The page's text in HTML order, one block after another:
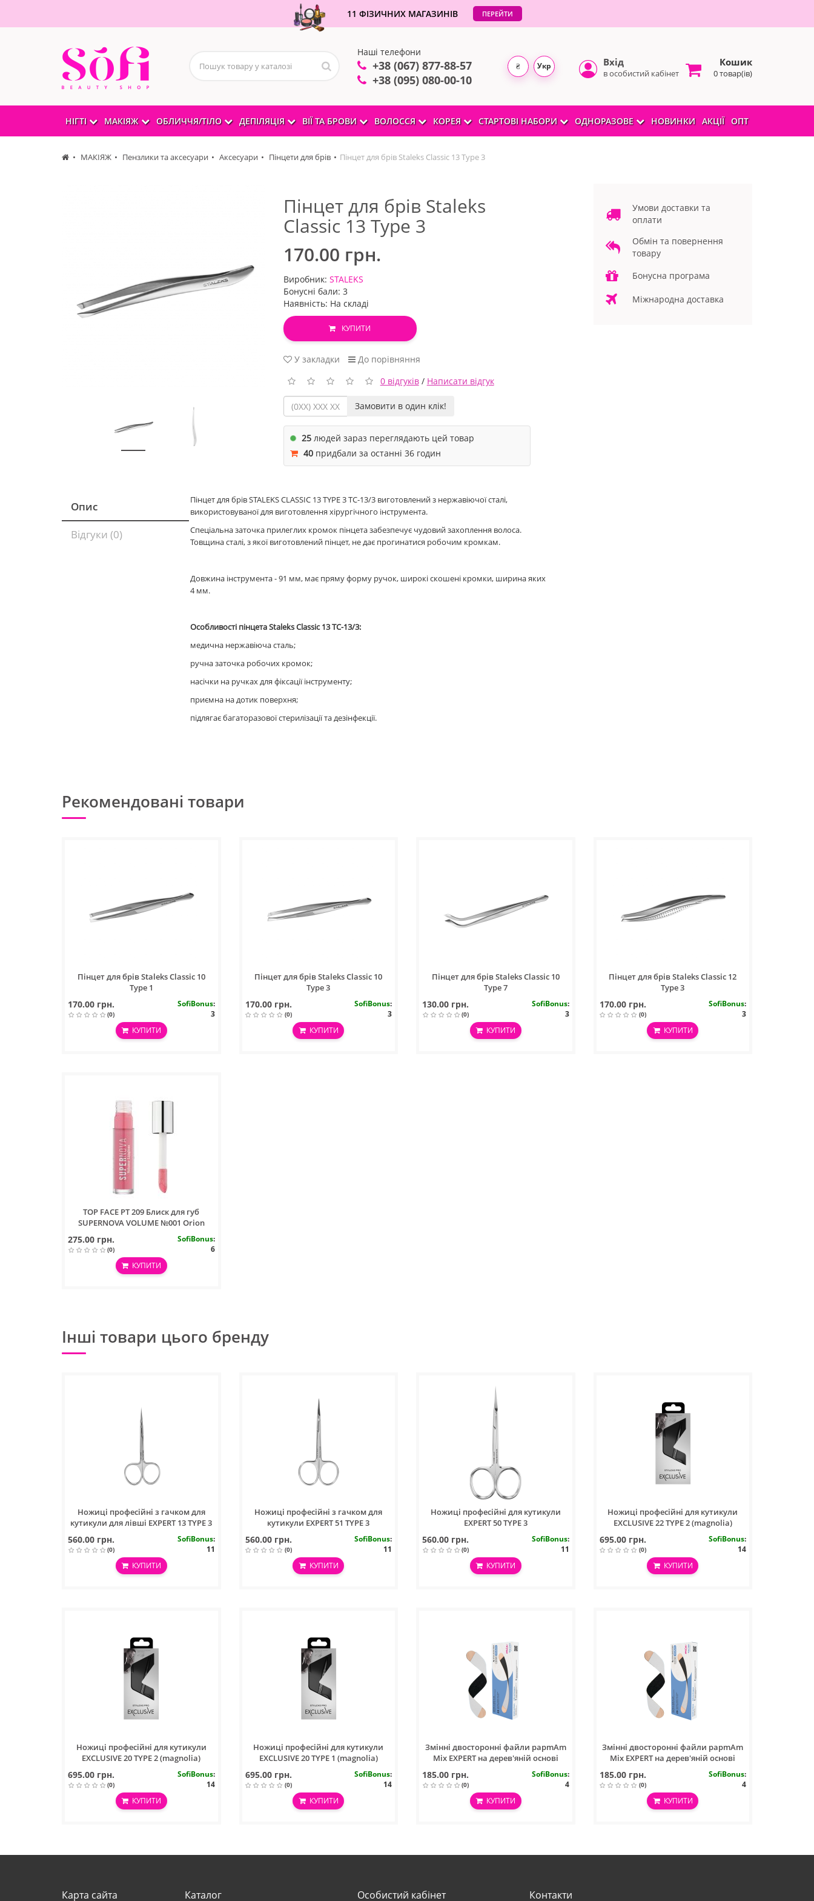
11 ФІЗИЧНИХ МАГАЗИНІВ ПЕРЕЙТИ
Наші телефони
+38 (067) 877-88-57
+38 (095) 080-00-10
₴ Укр Вхід
в особистий кабінет
Кошик
0 товар(ів)
НІГТІ МАКІЯЖ ОБЛИЧЧЯ/ТІЛО ДЕПІЛЯЦІЯ ВІЇ ТА БРОВИ ВОЛОССЯ КОРЕЯ СТАРТОВІ НАБОРИ ОДНОРАЗОВЕ НОВИНКИ АКЦІЇ ОПТ
МАКІЯЖ Пензлики та аксесуари Аксесуари Пінцети для брів Пінцет для брів Staleks Classic 13 Type 3
Пінцет для брів Staleks
Classic 13 Type 3
170.00 грн.
Виробник: STALEKS
Бонусні бали: 3
Наявність: На складі
КУПИТИ
У закладки
До порівняння
0 відгуків/ Написати відгук
Замовити в один клік!
25людей зараз переглядають цей товар
40придбали за останні 36 годин
Опис
Відгуки (0)
Пінцет для брів STALEKS CLASSIC 13 TYPE 3 TC-13/3 виготовлений з нержавіючої сталі,
використовуваної для виготовлення хірургічного інструмента.
Спеціальна заточка прилеглих кромок пінцета забезпечує чудовий захоплення волоса.
Товщина сталі, з якої виготовлений пінцет, не дає прогинатися робочим кромкам.
Довжина інструмента - 91 мм, має пряму форму ручок, широкі скошені кромки, ширина яких
4 мм.
Особливості пінцета Staleks Classic 13 TC-13/3:
медична нержавіюча сталь;
ручна заточка робочих кромок;
насічки на ручках для фіксації інструменту;
приємна на дотик поверхня;
підлягає багаторазової стерилізації та дезінфекції.
Умови доставки та
оплати
Обмін та повернення
товару
Бонусна програма
Міжнародна доставка
Рекомендовані товари
Пінцет для брів Staleks Classic 10
Type 1
170.00 грн.
(0)
SofiBonus:
3
КУПИТИ
Пінцет для брів Staleks Classic 10
Type 3
170.00 грн.
(0)
SofiBonus:
3
КУПИТИ
Пінцет для брів Staleks Classic 10
Type 7
130.00 грн.
(0)
SofiBonus:
3
КУПИТИ
Пінцет для брів Staleks Classic 12
Type 3
170.00 грн.
(0)
SofiBonus:
3
КУПИТИ
TOP FACE PT 209 Блиск для губ
SUPERNOVA VOLUME №001 Orion
275.00 грн.
(0)
SofiBonus:
6
КУПИТИ
Інші товари цього бренду
Ножиці професійні з гачком для
кутикули для лівші EXPERT 13 TYPE 3
560.00 грн.
(0)
SofiBonus:
11
КУПИТИ
Ножиці професійні з гачком для
кутикули EXPERT 51 TYPE 3
560.00 грн.
(0)
SofiBonus:
11
КУПИТИ
Ножиці професійні для кутикули
EXPERT 50 TYPE 3
560.00 грн.
(0)
SofiBonus:
11
КУПИТИ
Ножиці професійні для кутикули
EXCLUSIVE 22 TYPE 2 (magnolia)
695.00 грн.
(0)
SofiBonus:
14
КУПИТИ
Ножиці професійні для кутикули
EXCLUSIVE 20 TYPE 2 (magnolia)
695.00 грн.
(0)
SofiBonus:
14
КУПИТИ
Ножиці професійні для кутикули
EXCLUSIVE 20 TYPE 1 (magnolia)
695.00 грн.
(0)
SofiBonus:
14
КУПИТИ
Змінні двосторонні файли papmAm
Mix EXPERT на дерев'яній основі
180/240 грит, (25 шт)
185.00 грн.
(0)
SofiBonus:
4
КУПИТИ
Змінні двосторонні файли papmAm
Mix EXPERT на дерев'яній основі
100/180 грит, (25 шт)
185.00 грн.
(0)
SofiBonus:
4
КУПИТИ
Карта сайта Каталог Особистий кабінет Контакти